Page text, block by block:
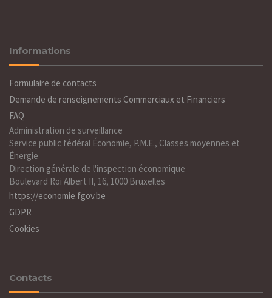
Informations
Formulaire de contacts
Demande de renseignements Commerciaux et Financiers
FAQ
Administration de surveillance
Service public fédéral Économie, P.M.E., Classes moyennes et
Énergie
Direction générale de l'inspection économique
Boulevard Roi Albert II, 16, 1000 Bruxelles
https://economie.fgov.be
GDPR
Cookies
Contacts